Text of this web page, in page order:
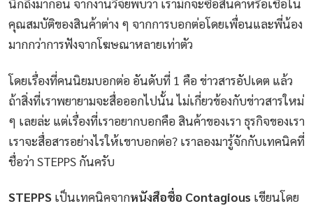
คุณสมบัติของสินค้าต่าง ๆ จากการบอกต่อโดยเพื่อนและพี่น้อง
มากกว่าการฟังจากโฆษณาหลายเท่าตัว
โดยเรื่องที่คนนิยมบอกต่อ อันดับที่ 1 คือ ข่าวสารอัปเดต แล้ว
ถ้าสิ่งที่เราพยายามจะสื่อออกไปนั้น ไม่เกี่ยวข้องกับข่าวสารใหม่
ๆ เลยล่ะ แต่เรื่องที่เราอยากบอกคือ สินค้าของเรา ธุรกิจของเรา
เราจะสื่อสารอย่างไรให้เขาบอกต่อ? เราลองมารู้จักกับเทคนิคที่
ชื่อว่า STEPPS กันครับ
STEPPS เป็นเทคนิคจากหนังสือชื่อ Contagious เขียนโดย